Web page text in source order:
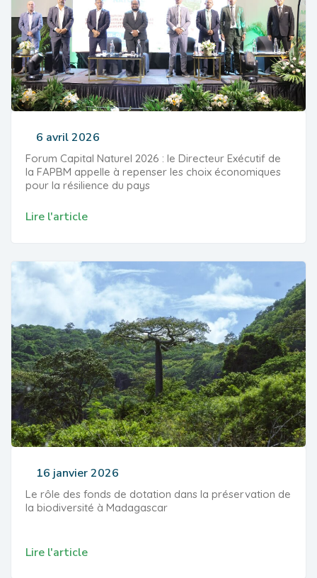
6 avril 2026
Forum Capital Naturel 2026 : le Directeur Exécutif de
la FAPBM appelle à repenser les choix économiques
pour la résilience du pays
Lire l'article
16 janvier 2026
Le rôle des fonds de dotation dans la préservation de
la biodiversité à Madagascar
Lire l'article